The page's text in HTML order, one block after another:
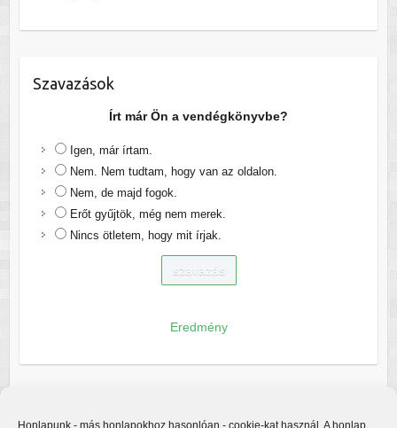
Honlapunk - más honlapokhoz hasonlóan - cookie-kat használ. A honlap
Szavazások
Írt már Ön a vendégkönyvbe?
Igen, már írtam.
Nem. Nem tudtam, hogy van az oldalon.
Nem, de majd fogok.
Erőt gyűjtök, még nem merek.
Nincs ötletem, hogy mit írjak.
Eredmény